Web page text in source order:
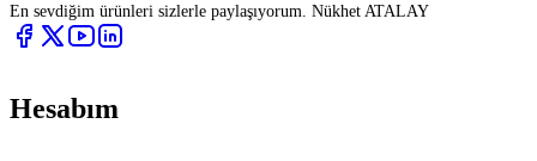
En sevdiğim ürünleri sizlerle paylaşıyorum. Nükhet ATALAY
Hesabım